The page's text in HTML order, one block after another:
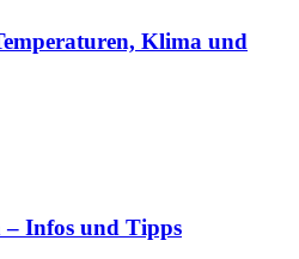
Klima und
– Infos und Tipps